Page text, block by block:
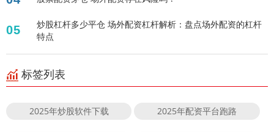
05
炒股杠杆多少平仓 场外配资杠杆解析：盘点场外配资的杠杆
特点
标签列表
2025年炒股软件下载 2025年配资平台跑路